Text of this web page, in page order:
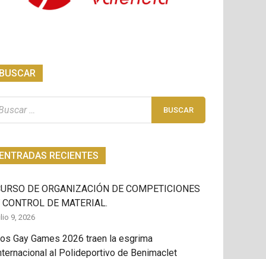
BUSCAR
ENTRADAS RECIENTES
DE ORGANIZACIÓN DE COMPETICIONES
CONTROL DE MATERIAL.
9, 2026
Gay Games 2026 traen la esgrima
al Polideportivo de Benimaclet